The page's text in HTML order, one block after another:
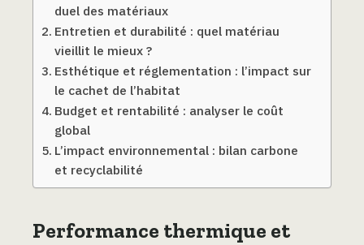
duel des matériaux
Entretien et durabilité : quel matériau
vieillit le mieux ?
Esthétique et réglementation : l’impact sur
le cachet de l’habitat
Budget et rentabilité : analyser le coût
global
L’impact environnemental : bilan carbone
et recyclabilité
Performance thermique et